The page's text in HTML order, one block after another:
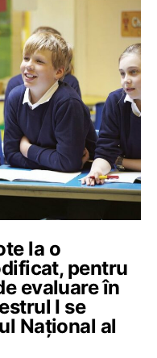
la o
pentru
evaluare în
I se
Național al